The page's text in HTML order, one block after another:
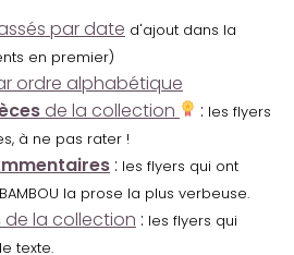
par date d'ajout dans la
en premier)
ordre alphabétique
de la collection : les flyers
à ne pas rater !
: les flyers qui ont
la prose la plus verbeuse.
de la collection : les flyers qui
texte.